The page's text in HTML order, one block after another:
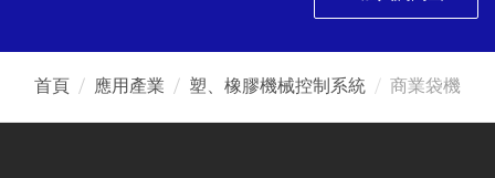
首頁 應用產業 塑、橡膠機械控制系統 商業袋機